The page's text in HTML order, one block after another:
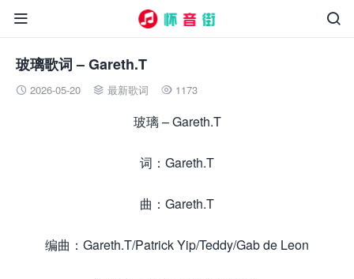


玻璃歌词 – Gareth.T
 2026-05-20  最新歌词  1173
玻璃 – Gareth.T
词：Gareth.T
曲：Gareth.T
编曲：Gareth.T/Patrick Yip/Teddy/Gab de Leon